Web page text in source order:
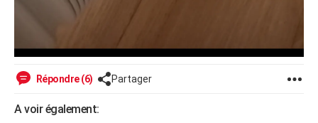
Répondre (6) Partager
A voir également: